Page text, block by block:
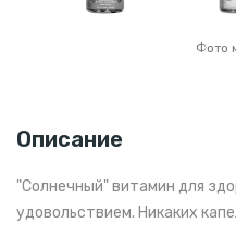
Фото
Описание
"Солнечный" витамин для
удовольствием. Никаких